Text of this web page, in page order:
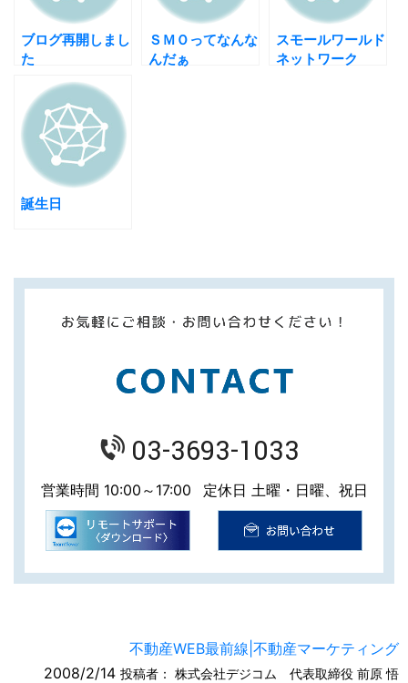
ブログ再開しまし
た
ＳＭＯってなんな
んだぁ
スモールワールド
ネットワーク
誕生日
03-3693-1033
営業時間 10:00～17:00 定休日 土曜・日曜、祝日
不動産WEB最前線|不動産マーケティング
2008/2/14 投稿者： 株式会社デジコム 代表取締役 前原 悟